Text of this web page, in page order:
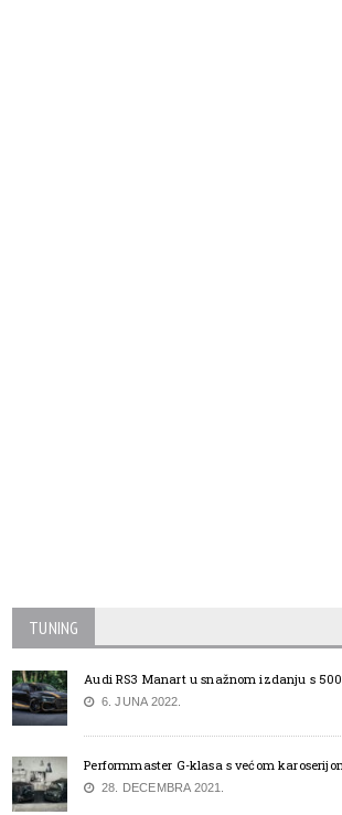
TUNING
Audi RS3 Manart u snažnom izdanju s 500
6. JUNA 2022.
Performmaster G-klasa s većom
28. DECEMBRA 2021.